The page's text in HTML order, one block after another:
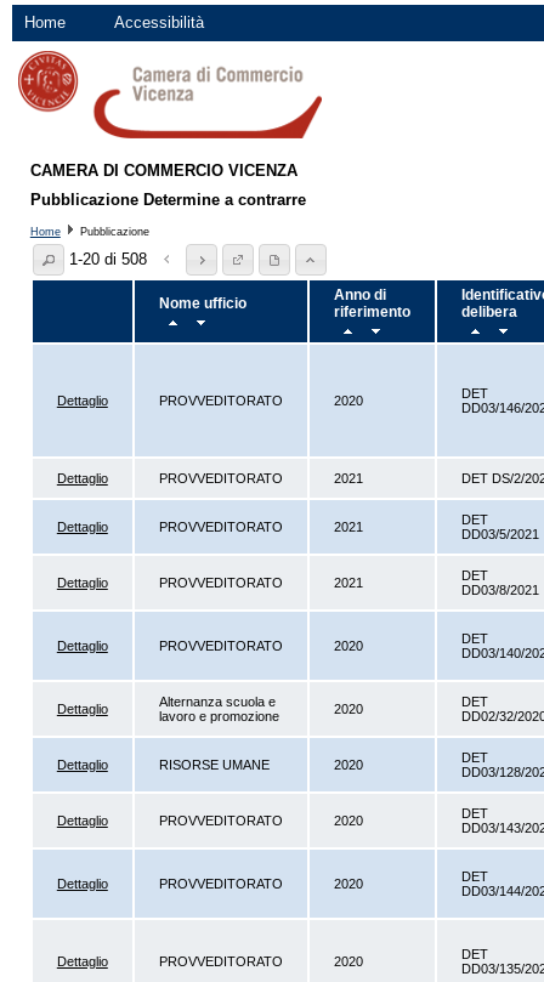
Home Accessibilità
CAMERA DI COMMERCIO VICENZA
Pubblicazione Determine a contrarre
Home Pubblicazione
1-20 di 508
Nome ufficio
Anno di
riferimento
delibera
Dettaglio PROVVEDITORATO 2020
DET
DD03/146/
Dettaglio PROVVEDITORATO 2021 DET DS/2/
Dettaglio PROVVEDITORATO 2021
DET
DD03/5/2021
Dettaglio PROVVEDITORATO 2021
DET
DD03/8/2021
Dettaglio PROVVEDITORATO 2020
DET
DD03/140/
Dettaglio
Alternanza scuola e
lavoro e promozione
2020
DET
DD02/32/
Dettaglio RISORSE UMANE 2020
DET
DD03/128/
Dettaglio PROVVEDITORATO 2020
DET
DD03/143/
Dettaglio PROVVEDITORATO 2020
DET
DD03/144/
Dettaglio PROVVEDITORATO 2020
DET
DD03/135/